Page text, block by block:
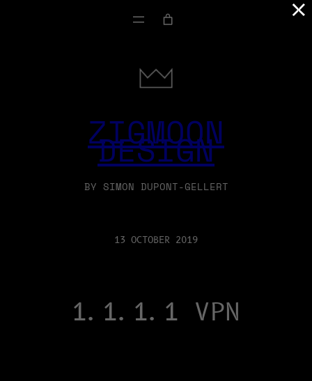
ZIGMOON
DESIGN
BY SIMON DUPONT-GELLERT
13 OCTOBER 2019
1.1.1.1 VPN
×